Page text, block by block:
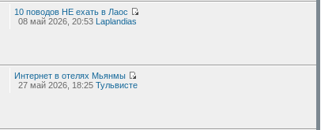
10 поводов НЕ ехать в Лаос
08 май 2026, 20:53 Laplandias
Интернет в отелях Мьянмы
27 май 2026, 18:25 Тульвисте